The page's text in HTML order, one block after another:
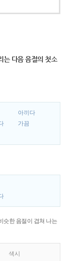
는 다음 음절의 첫소
아끼다
가끔
슷한 음절이 겹쳐 나는
색시